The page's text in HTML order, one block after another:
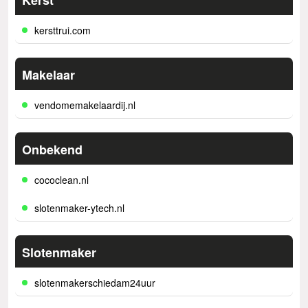
kersttrui.com
Makelaar
vendomemakelaardij.nl
Onbekend
cococlean.nl
slotenmaker-ytech.nl
Slotenmaker
slotenmakerschiedam24uur